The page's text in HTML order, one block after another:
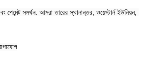
পেমেন্ট সমর্থন. আমরা তারের স্থানান্তর, ওয়েস্টার্ন ইউনিয়ন,